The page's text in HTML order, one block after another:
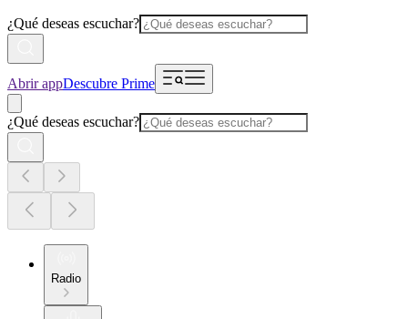
¿Qué deseas escuchar?
Abrir appDescubre Prime
¿Qué deseas escuchar?
Radio